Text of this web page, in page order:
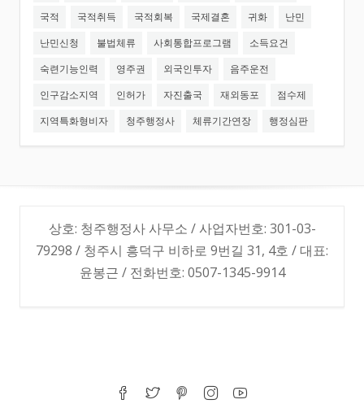
국적
국적취득 국적회복 국제결혼 귀화
난민
난민신청
불법체류 사회통합프로그램
소득요건
숙련기능인력
영주권 외국인투자
음주운전
인구감소지역
인허가 자진출국 재외동포
점수제
지역특화형비자
청주행정사 체류기간연장 행정심판
상호: 청주행정사 사무소 / 사업자번호: 301-03-
79298 / 청주시 흥덕구 비하로 9번길 31, 4호 / 대표:
윤봉근 / 전화번호: 0507-1345-9914